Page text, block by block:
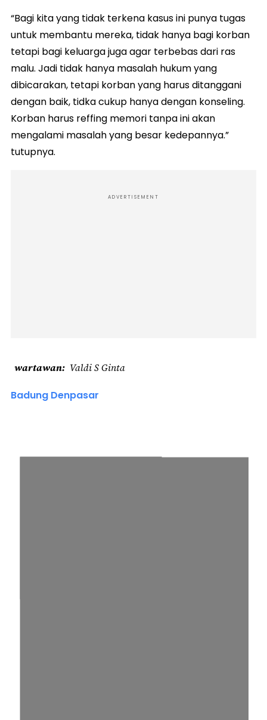
“Bagi kita yang tidak terkena kasus ini punya tugas
untuk membantu mereka, tidak hanya bagi korban
tetapi bagi keluarga juga agar terbebas dari ras
malu. Jadi tidak hanya masalah hukum yang
dibicarakan, tetapi korban yang harus ditanggani
dengan baik, tidka cukup hanya dengan konseling.
Korban harus reffing memori tanpa ini akan
mengalami masalah yang besar kedepannya.”
tutupnya.
ADVERTISEMENT
wartawan Valdi S Ginta
Badung Denpasar